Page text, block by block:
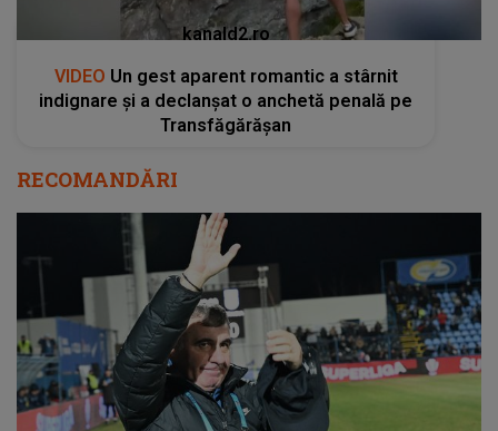
kanald2.ro
VIDEO Un gest aparent romantic a stârnit
indignare și a declanșat o anchetă penală pe
Transfăgărășan
RECOMANDĂRI